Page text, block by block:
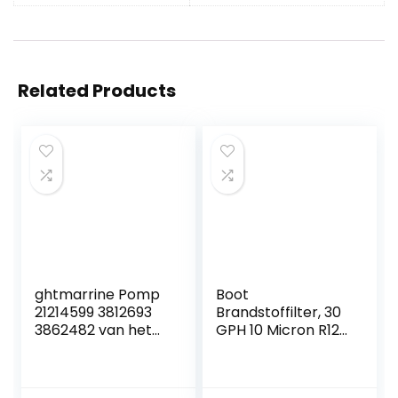
Related Products
ghtmarrine Pomp
21214599 3812693
3862482 van het
Boot
Brandstoffilter, 30
GPH 10 Micron R12T